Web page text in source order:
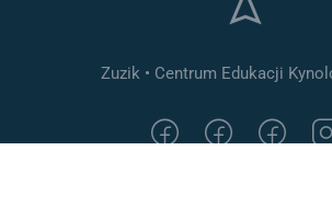
Zuzik • Centrum Edukacji